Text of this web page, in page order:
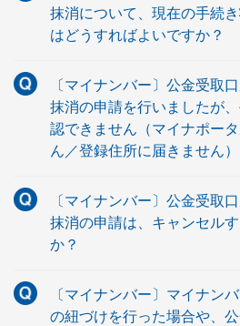
抹消について、現在の手続
はどうすればよいですか？
〔マイナンバー〕公金受取
抹消の申請を行いましたが
認できません（マイナポー
ん／登録住所に届きません）
〔マイナンバー〕公金受取
抹消の申請は、キャンセル
か？
〔マイナンバー〕マイナン
の紐づけを行った場合や、